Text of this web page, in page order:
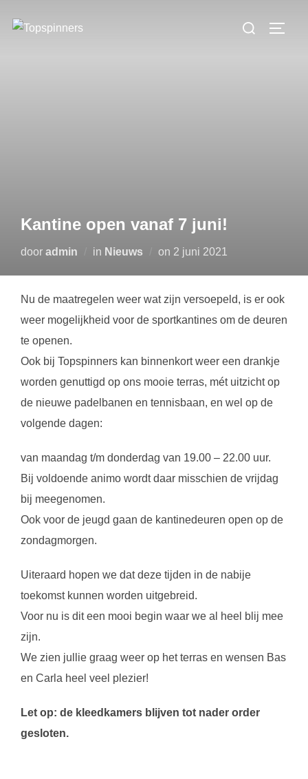
naar
Zoek
Kantine open vanaf 7 juni!
door admin in Nieuws on Geplaatst
2 juni 2021
Nu de maatregelen weer wat zijn versoepeld, is er ook
weer mogelijkheid voor de sportkantines om de deuren
te openen.
Ook bij Topspinners kan binnenkort weer een drankje
worden genuttigd op ons mooie terras, mét uitzicht op
de nieuwe padelbanen en tennisbaan, en wel op de
volgende dagen:
van maandag t/m donderdag van 19.00 – 22.00 uur.
Bij voldoende animo wordt daar misschien de vrijdag
bij meegenomen.
Ook voor de jeugd gaan de kantinedeuren open op de
zondagmorgen.
Uiteraard hopen we dat deze tijden in de nabije
toekomst kunnen worden uitgebreid.
Voor nu is dit een mooi begin waar we al heel blij mee
zijn.
We zien jullie graag weer op het terras en wensen Bas
en Carla heel veel plezier!
Let op: de kleedkamers blijven tot nader order
gesloten.